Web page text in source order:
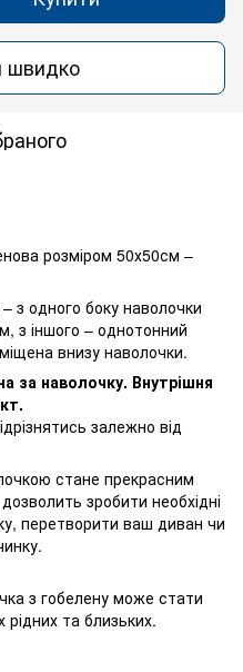
швидко
розміром 50х50см –
з одного боку наволочки
з іншого – однотонний
внизу наволочки.
за наволочку. Внутрішня
залежно від
стане прекрасним
зробити необхідні
перетворити ваш диван чи
з гобелену може стати
та близьких.